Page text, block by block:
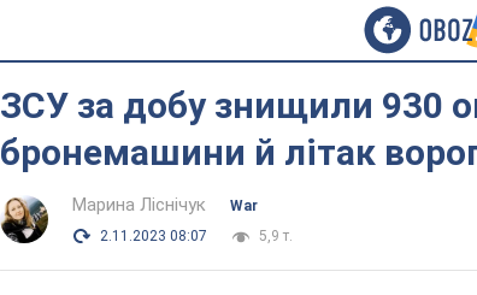
ЗСУ за добу знищили 930
бронемашини й літак
Марина Ліснічук
War
2.11.2023 08:07
5,9 т.